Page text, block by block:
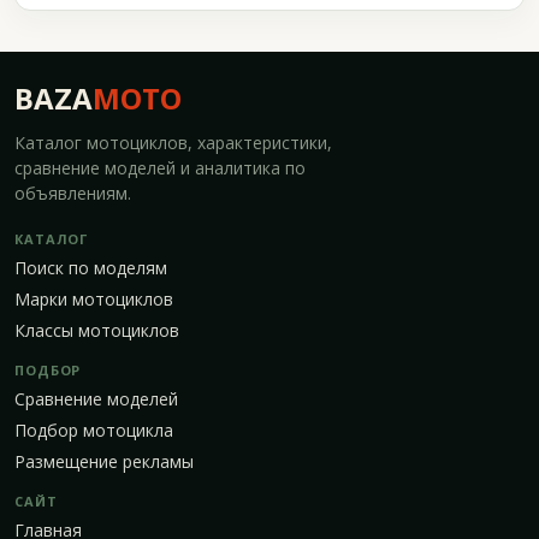
BAZAMOTO
Каталог мотоциклов, характеристики,
сравнение моделей и аналитика по
объявлениям.
КАТАЛОГ
Поиск по моделям
Марки мотоциклов
Классы мотоциклов
ПОДБОР
Сравнение моделей
Подбор мотоцикла
Размещение рекламы
САЙТ
Главная